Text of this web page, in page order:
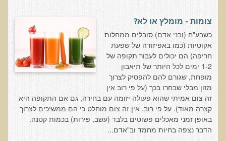
שאלות ותשובות מסדנת חיים ארוכים ובריאים
פליאו-אנתרופולוגיה ותזונת האדם
רכישת סדנת פליאו-אנתרופולוגיה ותזונת האדם
נפש בריאה במוח בריא
שאלות ותשובות מסדנת נפש בריאה במוח בריא
רכישת סדנת נפש בריאה במוח בריא
צומות - מומלץ או לא?
כשבע"ח (ובני אדם) סובלים ממחלות
אקוטיות (כמו באפיזודה של שפעת
חריפה) הם יכולים לעבור תקופה של
1-2 ימים לכל היותר של תיאבון
מופחת, שגורם להם להפסיק לצרוך
מזון מבלי שבחרו בכך (על פי רוב אין
זה צום אמיתי שהוא פעולה יזומה עם בחירה, גם אם התקופה היא
קצרה מאוד). על פי רוב, אין זה צום מוחלט כי הם ממשיכים לצרוך
באופן זמני מאכלים פשוטים בלבד (עשב, פירות) בכמות קטנה.
הדבר נצפה בחיות מחמד וב"אדם...